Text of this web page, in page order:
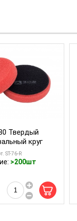
Твердый
круг
STANDART
PAD
ST-76-R
>200шт